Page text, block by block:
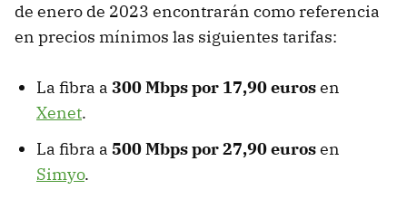
de enero de 2023 encontrarán como referencia
en precios mínimos las siguientes tarifas:
La fibra a 300 Mbps por 17,90 eurosen
Xenet.
La fibra a 500 Mbps por 27,90 eurosen
Simyo.